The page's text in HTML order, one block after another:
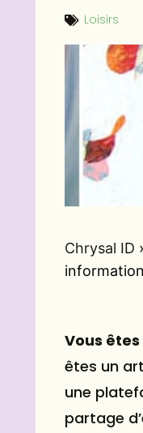
Loisirs
Chrysal ID
Vous
êtes un
une
partage